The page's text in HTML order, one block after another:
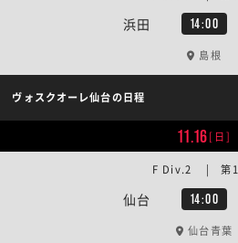
浜田 14:00
島根
ヴォスクオーレ仙台の日程
11.16[日]
仙台 14:00
F Div.2 | 第
仙台青葉